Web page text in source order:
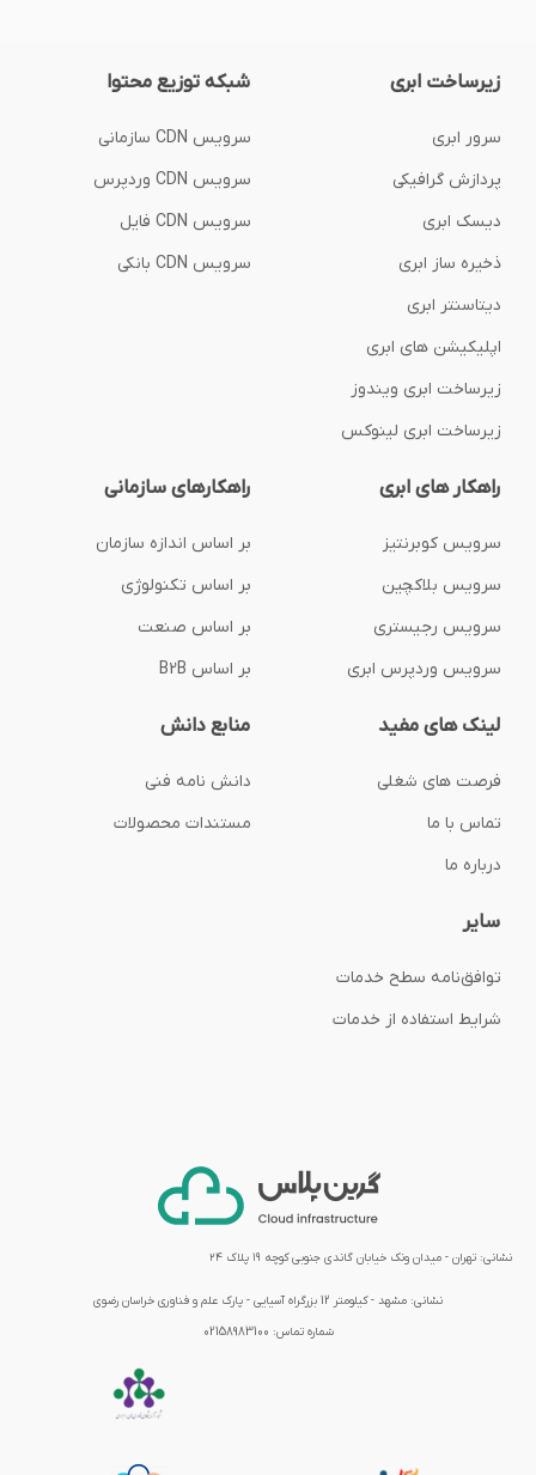
زیرساخت ابری
سرور ابری
پردازش گرافیکی
دیسک ابری
ذخیره ساز ابری
دیتاسنتر ابری
اپلیکیشن های ابری
زیرساخت ابری ویندوز
زیرساخت ابری لینوکس
شبکه توزیع محتوا
سرویس CDN سازمانی
سرویس CDN وردپرس
سرویس CDN فایل
سرویس CDN بانکی
راهکار های ابری
سرویس کوبرنتیز
سرویس بلاکچین
سرویس رجیستری
سرویس وردپرس ابری
راهکارهای سازمانی
بر اساس اندازه سازمان
بر اساس تکنولوژی
بر اساس صنعت
بر اساس B2B
لینک های مفید
فرصت های شغلی
تماس با ما
درباره ما
منابع دانش
دانش نامه فنی
مستندات محصولات
سایر
توافق‌نامه‌ سطح خدمات
شرایط استفاده از خدمات
نشانی: تهران - میدان ونک خیابان گاندی جنوبی کوچه ۱۹ پلاک ۲۴
نشانی: مشهد - کیلومتر 12 بزرگراه آسیایی - پارک علم و فناوری خراسان رضوی
شماره تماس: 02158983100